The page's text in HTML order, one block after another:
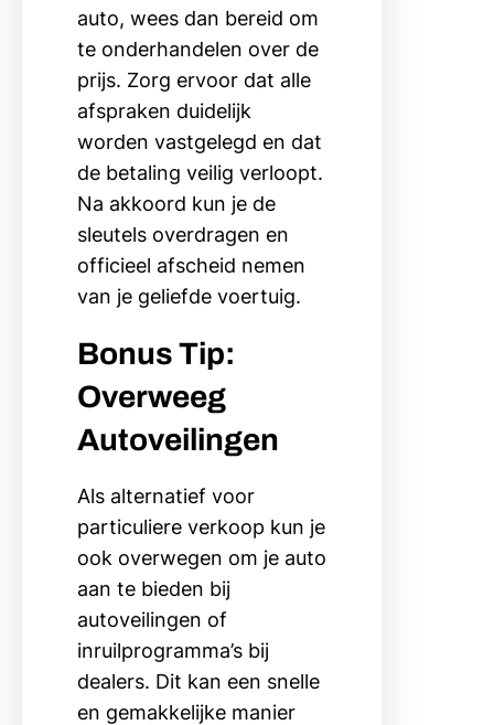
auto, wees dan bereid om
te onderhandelen over de
prijs. Zorg ervoor dat alle
afspraken duidelijk
worden vastgelegd en dat
de betaling veilig verloopt.
Na akkoord kun je de
sleutels overdragen en
officieel afscheid nemen
van je geliefde voertuig.
Bonus Tip:
Overweeg
Autoveilingen
Als alternatief voor
particuliere verkoop kun je
ook overwegen om je auto
aan te bieden bij
autoveilingen of
inruilprogramma’s bij
dealers. Dit kan een snelle
en gemakkelijke manier